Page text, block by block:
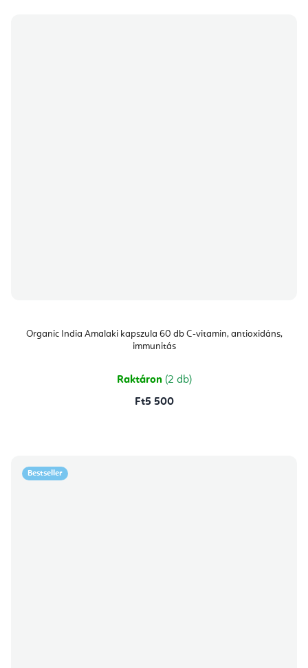
Organic India Amalaki kapszula 60 db C-vitamin, antioxidáns,
immunitás
Raktáron (2 db)
Ft5 500
Bestseller